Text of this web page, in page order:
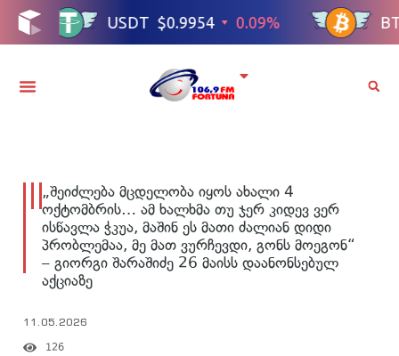
„შეიძლება მცდელობა იყოს ახალი 4
ოქტომბრის… ამ ხალხმა თუ ჯერ კიდევ ვერ
ისწავლა ჭკუა, მაშინ ეს მათი ძალიან დიდი
პრობლემაა, მე მათ ვურჩევდი, გონს მოეგონ“
– გიორგი შარაშიძე 26 მაისს დაანონსებულ
აქციაზე
11.05.2026
126